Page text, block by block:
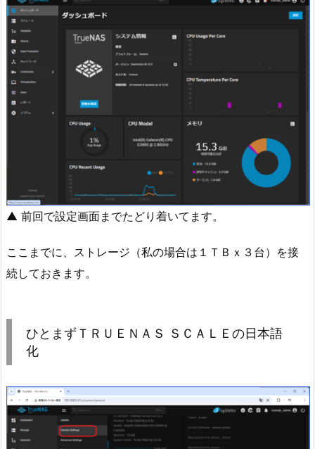
▲ 前回で設定画面までたどり着いてます。
ここまでに、ストレージ（私の場合は１ＴＢｘ３台）を接
続しておきます。
ひとまずＴＲＵＥＮＡＳ ＳＣＡＬＥの日本語
化